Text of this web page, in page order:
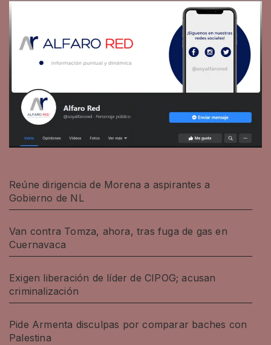
Reúne dirigencia de Morena a aspirantes a
Gobierno de NL
Van contra Tomza, ahora, tras fuga de gas en
Cuernavaca
Exigen liberación de líder de CIPOG; acusan
criminalización
Pide Armenta disculpas por comparar baches con
Palestina